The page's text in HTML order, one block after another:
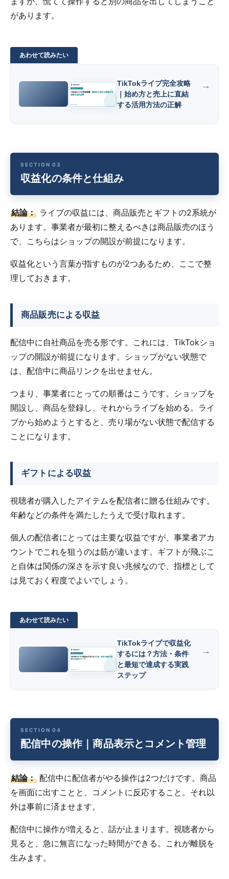
があります。
TikTokライブ完全攻略
｜始め方と売上に直結
する活用方法の正解
収益化の条件と仕組み
結論： ライブの収益には、商品販売とギフトの2系統が
あります。事業者が最初に整えるべきは商品販売のほう
で、こちらはショップの開設が前提になります。
収益化という言葉が指すものが2つあるため、ここで整
理しておきます。
商品販売による収益
配信中に自社商品を売る形です。これには、TikTokショ
ップの開設が前提になります。ショップがない状態で
は、配信中に商品リンクを出せません。
つまり、事業者にとっての順番はこうです。ショップを
開設し、商品を登録し、それからライブを始める。ライ
ブから始めようとすると、売り場がない状態で配信する
ことになります。
ギフトによる収益
視聴者が購入したアイテムを配信者に贈る仕組みです。
年齢などの条件を満たしたうえで受け取れます。
個人の配信者にとっては主要な収益ですが、事業者アカ
ウントでこれを狙うのは筋が違います。ギフトが飛ぶこ
と自体は関係の深さを示す良い兆候なので、指標として
は見ておく程度でよいでしょう。
TikTokライブで収益化
するには？方法・条件
と最短で達成する実践
ステップ
配信中の操作｜商品表示とコメント管理
結論： 配信中に配信者がやる操作は2つだけです。商品
を画面に出すことと、コメントに反応すること。それ以
外は事前に済ませます。
配信中に操作が増えると、話が止まります。視聴者から
見ると、急に無言になった時間ができる。これが離脱を
生みます。